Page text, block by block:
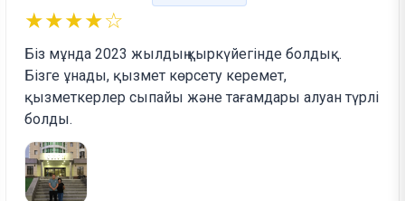
★★★★☆
Біз мұнда 2023 жылдың қыркүйегінде болдық.
Бізге ұнады, қызмет көрсету керемет,
қызметкерлер сыпайы және тағамдары алуан түрлі
болды.